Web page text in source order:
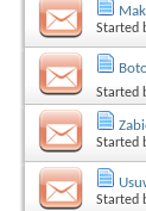
Started
Started
Started
Started